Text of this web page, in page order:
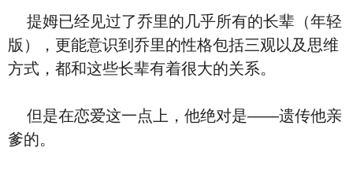
提姆已经见过了乔里的几乎所有的长辈（年轻
版），更能意识到乔里的性格包括三观以及思维
方式，都和这些长辈有着很大的关系。
但是在恋爱这一点上，他绝对是——遗传他亲
爹的。